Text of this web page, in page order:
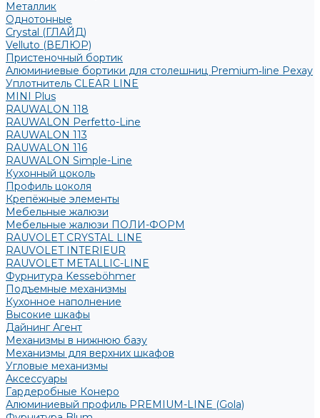
Металлик
Однотонные
Crystal (ГЛАЙД)
Velluto (ВЕЛЮР)
Пристеночный бортик
Алюминиевые бортики для столешниц Premium‑line Рехау
Уплотнитель CLEAR LINE
MINI Plus
RAUWALON 118
RAUWALON Perfetto-Line
RAUWALON 113
RAUWALON 116
RAUWALON Simple-Line
Кухонный цоколь
Профиль цоколя
Крепёжные элементы
Мебельные жалюзи
Мебельные жалюзи ПОЛИ-ФОРМ
RAUVOLET CRYSTAL LINE
RAUVOLET INTERIEUR
RAUVOLET METALLIC-LINE
Фурнитура Kesseböhmer
Подъемные механизмы
Кухонное наполнение
Высокие шкафы
Дайнинг Агент
Механизмы в нижнюю базу
Механизмы для верхних шкафов
Угловые механизмы
Аксессуары
Гардеробные Конеро
Алюминиевый профиль PREMIUM-LINE (Gola)